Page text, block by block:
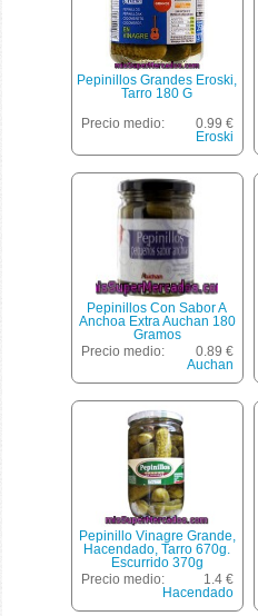
Pepinillos Grandes Eroski,
Tarro 180 G
Precio medio:
0.99 €
Eroski
Pepinillos Con Sabor A
Anchoa Extra Auchan 180
Gramos
Precio medio:
0.89 €
Auchan
Pepinillo Vinagre Grande,
Hacendado, Tarro 670g.
Escurrido 370g
Precio medio:
1.4 €
Hacendado